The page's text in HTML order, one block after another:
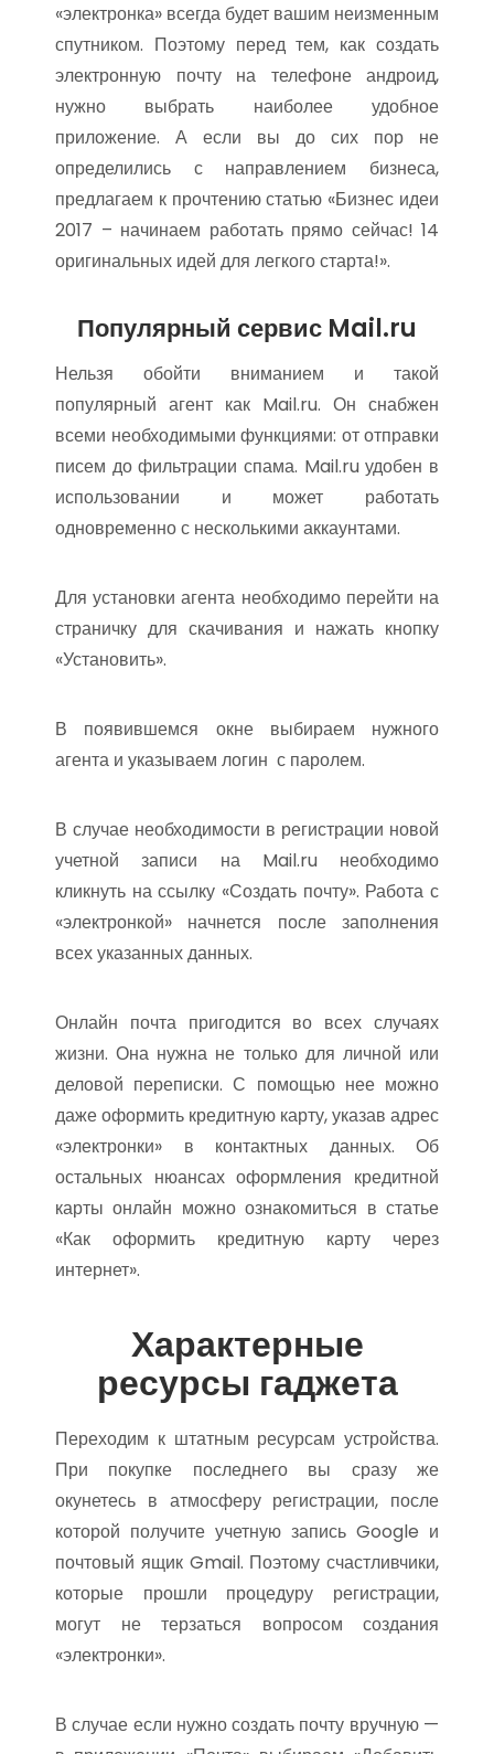
«электронка» всегда будет вашим неизменным
спутником. Поэтому перед тем, как создать
электронную почту на телефоне андроид,
нужно выбрать наиболее удобное
приложение. А если вы до сих пор не
определились с направлением бизнеса,
предлагаем к прочтению статью «Бизнес идеи
2017 – начинаем работать прямо сейчас! 14
оригинальных идей для легкого старта!».
Популярный сервис Mail.ru
Нельзя обойти вниманием и такой
популярный агент как Mail.ru. Он снабжен
всеми необходимыми функциями: от отправки
писем до фильтрации спама. Mail.ru удобен в
использовании и может работать
одновременно с несколькими аккаунтами.
Для установки агента необходимо перейти на
страничку для скачивания и нажать кнопку
«Установить».
В появившемся окне выбираем нужного
агента и указываем логин с паролем.
В случае необходимости в регистрации новой
учетной записи на Mail.ru необходимо
кликнуть на ссылку «Создать почту». Работа с
«электронкой» начнется после заполнения
всех указанных данных.
Онлайн почта пригодится во всех случаях
жизни. Она нужна не только для личной или
деловой переписки. С помощью нее можно
даже оформить кредитную карту, указав адрес
«электронки» в контактных данных. Об
остальных нюансах оформления кредитной
карты онлайн можно ознакомиться в статье
«Как оформить кредитную карту через
интернет».
Характерные
ресурсы гаджета
Переходим к штатным ресурсам устройства.
При покупке последнего вы сразу же
окунетесь в атмосферу регистрации, после
которой получите учетную запись Google и
почтовый ящик Gmail. Поэтому счастливчики,
которые прошли процедуру регистрации,
могут не терзаться вопросом создания
«электронки».
В случае если нужно создать почту вручную —